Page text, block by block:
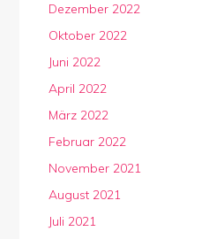
Dezember 2022
Oktober 2022
Juni 2022
April 2022
März 2022
Februar 2022
November 2021
August 2021
Juli 2021